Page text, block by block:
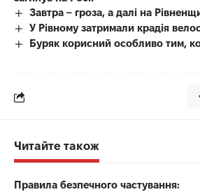
Завтра – гроза, а далі на
У Рівному затримали крадія
Буряк корисний особливо тим,
Читайте також
Правила безпечного частування: